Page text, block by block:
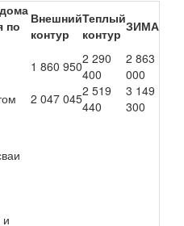
по
Внешний
контур
Теплый
контур ЗИМА
1 860 9502 290
400
2 863
000
2 047 0452 519
440
3 149
300
и